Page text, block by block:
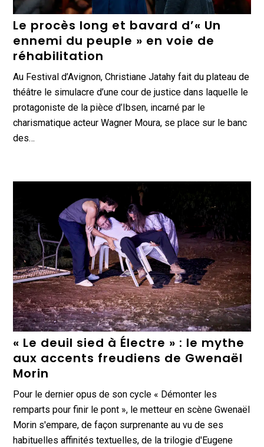
Le procès long et bavard d’« Un
ennemi du peuple » en voie de
réhabilitation
Au Festival d’Avignon, Christiane Jatahy fait du plateau de
théâtre le simulacre d’une cour de justice dans laquelle le
protagoniste de la pièce d’Ibsen, incarné par le
charismatique acteur Wagner Moura, se place sur le banc
des…
« Le deuil sied à Électre » : le mythe
aux accents freudiens de Gwenaël
Morin
Pour le dernier opus de son cycle « Démonter les
remparts pour finir le pont », le metteur en scène Gwenaël
Morin s'empare, de façon surprenante au vu de ses
habituelles affinités textuelles, de la trilogie d'Eugene